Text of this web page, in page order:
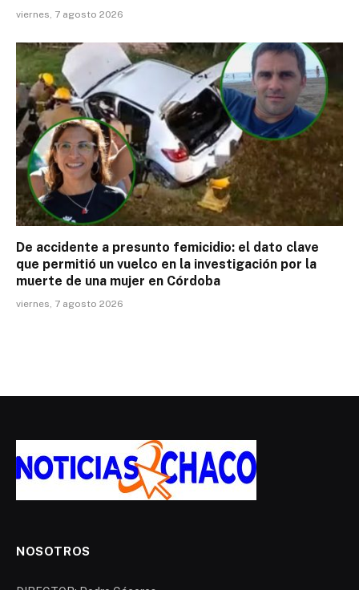
viernes, 7 agosto 2026
De accidente a presunto femicidio: el dato clave
que permitió un vuelco en la investigación por la
muerte de una mujer en Córdoba
viernes, 7 agosto 2026
NOSOTROS